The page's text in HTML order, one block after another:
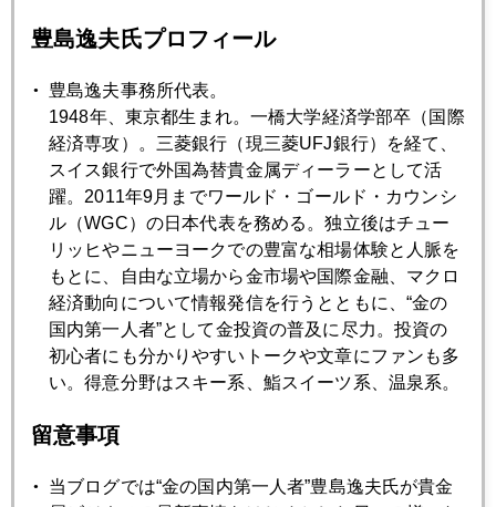
日本国債は大丈夫か
2025年05月19日
メガ級の金上昇要因、登場
2025年05月16日
一日１００ドル幅の荒い調整局面
2025年05月15日
相場の潮目が変わった
2025年05月14日
米スタグフレーションリスク、和らぐ
豊島逸夫氏プロフィール
豊島逸夫事務所代表。
1948年、東京都生まれ。一橋大学経済学部卒（国際
経済専攻）。三菱銀行（現三菱UFJ銀行）を経て、
スイス銀行で外国為替貴金属ディーラーとして活
躍。2011年9月までワールド・ゴールド・カウンシ
ル（WGC）の日本代表を務める。独立後はチュー
リッヒやニューヨークでの豊富な相場体験と人脈を
もとに、自由な立場から金市場や国際金融、マクロ
経済動向について情報発信を行うとともに、“金の
国内第一人者”として金投資の普及に尽力。投資の
初心者にも分かりやすいトークや文章にファンも多
い。得意分野はスキー系、鮨スイーツ系、温泉系。
留意事項
当ブログでは“金の国内第一人者”豊島逸夫氏が貴金